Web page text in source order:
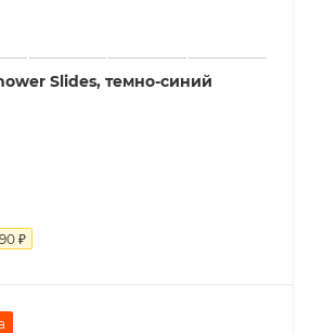
Slides, темно-синий
₽